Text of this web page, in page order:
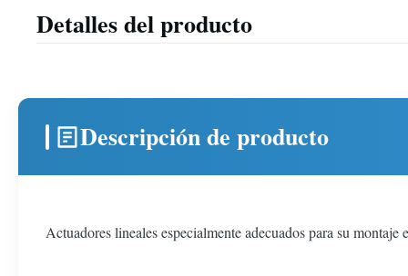
Detalles del producto
Descripción de producto
Actuadores lineales especialmente adecuados para su